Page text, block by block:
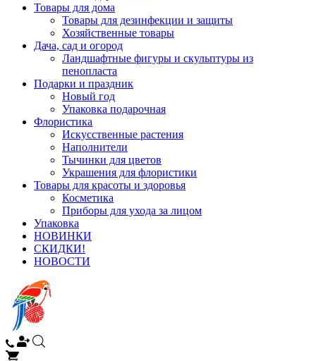
Товары для дома
Товары для дезинфекции и защиты
Хозяйственные товары
Дача, сад и огород
Ландшафтные фигуры и скульптуры из
пенопласта
Подарки и праздник
Новый год
Упаковка подарочная
Флористика
Искусственные растения
Наполнители
Тычинки для цветов
Украшения для флористики
Товары для красоты и здоровья
Косметика
Приборы для ухода за лицом
Упаковка
НОВИНКИ
СКИДКИ!
НОВОСТИ